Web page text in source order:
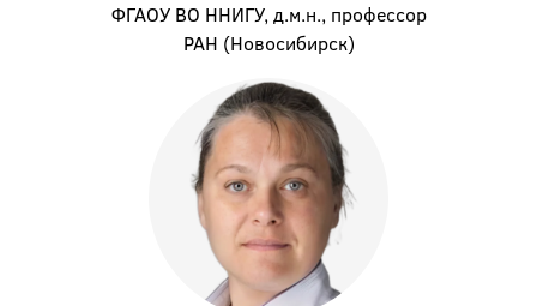
ФГАОУ ВО ННИГУ, д.м.н., профессор
РАН (Новосибирск)